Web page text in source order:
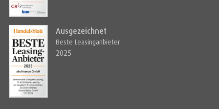
Ausgezeichnet
Beste Leasinganbieter
2025